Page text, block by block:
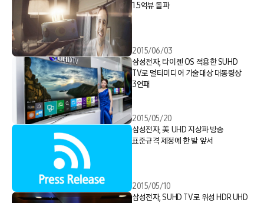
1.5억뷰 돌파
2015/06/03
삼성전자, 타이젠 OS 적용한 SUHD
TV로 멀티미디어 기술대상 대통령상
3연패
2015/05/20
삼성전자, 美 UHD 지상파 방송
표준규격 제정에 한 발 앞서
2015/05/10
삼성전자, SUHD TV로 위성 HDR UHD